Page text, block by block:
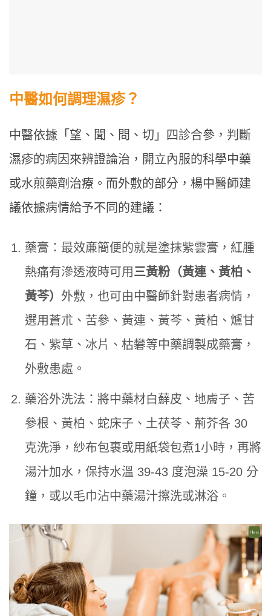
中醫如何調理濕疹？
中醫依據「望、聞、問、切」四診合參，判斷
濕疹的病因來辨證論治，開立內服的科學中藥
或水煎藥劑治療。而外敷的部分，楊中醫師建
議依據病情給予不同的建議：
藥膏：最效亷簡便的就是塗抹紫雲膏，紅腫
熱痛有滲透液時可用三黃粉（黃連、黃柏、
黃芩） 外敷，也可由中醫師針對患者病情，
選用蒼朮、苦參、黃連、黃芩、黃柏、爐甘
石、紫草、冰片、枯礬等中藥調製成藥膏，
外敷患處。
藥浴外洗法：將中藥材白蘚皮、地膚子、苦
參根、黃柏、蛇床子、土茯苓、荊芥各 30
克洗淨，紗布包裹或用紙袋包煮1小時，再將
湯汁加水，保持水溫 39-43 度泡澡 15-20 分
鐘，或以毛巾沾中藥湯汁擦洗或淋浴。